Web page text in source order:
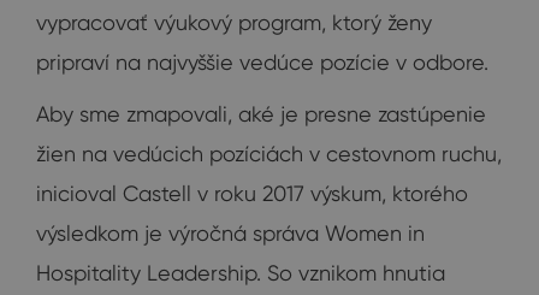
vypracovať výukový program, ktorý ženy
pripraví na najvyššie vedúce pozície v odbore.
Aby sme zmapovali, aké je presne zastúpenie
žien na vedúcich pozíciách v cestovnom ruchu,
inicioval Castell v roku 2017 výskum, ktorého
výsledkom je výročná správa Women in
Hospitality Leadership. So vznikom hnutia